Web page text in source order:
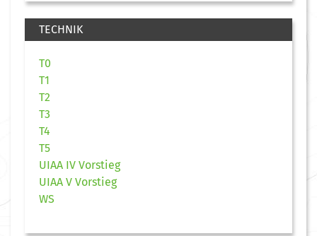
TECHNIK
T0
T1
T2
T3
T4
T5
UIAA IV Vorstieg
UIAA V Vorstieg
WS